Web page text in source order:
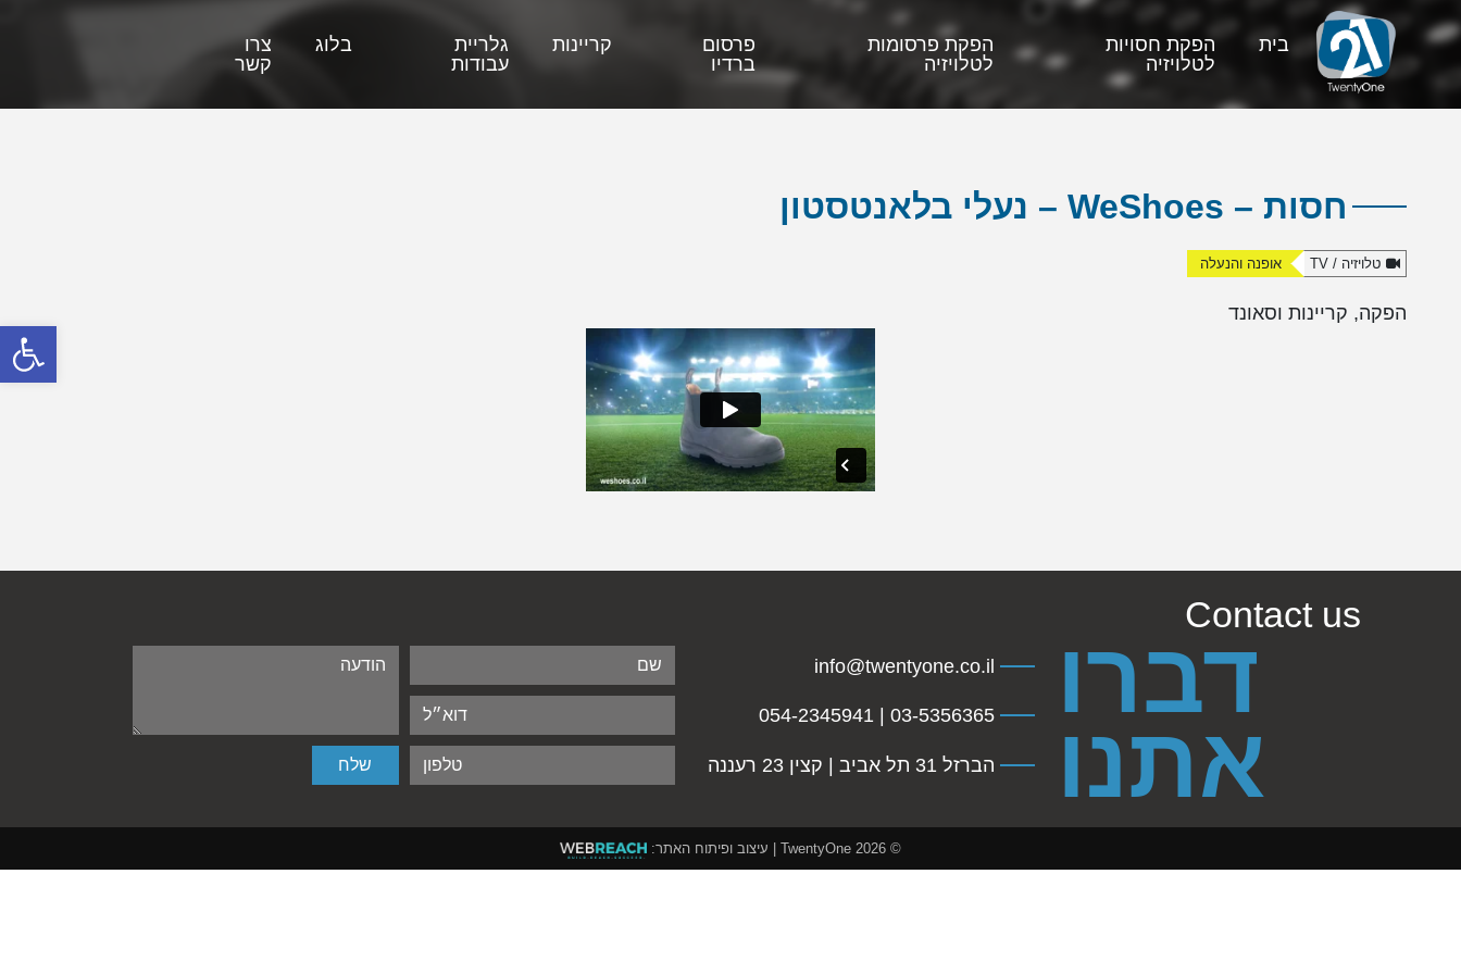
בית
הפקת חסויות
לטלויזיה
הפקת פרסומות
לטלויזיה
פרסום
ברדיו
קריינות
גלריית
עבודות
בלוג
צרו
קשר
חסות – WeShoes – נעלי בלאנטסטון
טלויזיה / TV אופנה והנעלה
הפקה, קריינות וסאונד
Contact us
דברו
אתנו
info@twentyone.co.il
03-5356365 | 054-2345941
הברזל 31 תל אביב | קצין 23 רעננה
© 2026
TwentyOne | עיצוב ופיתוח האתר: